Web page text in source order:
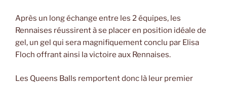
Après un long échange entre les 2 équipes, les
Rennaises réussirent à se placer en position idéale de
gel, un gel qui sera magnifiquement conclu par Elisa
Floch offrant ainsi la victoire aux Rennaises.
Les Queens Balls remportent donc là leur premier